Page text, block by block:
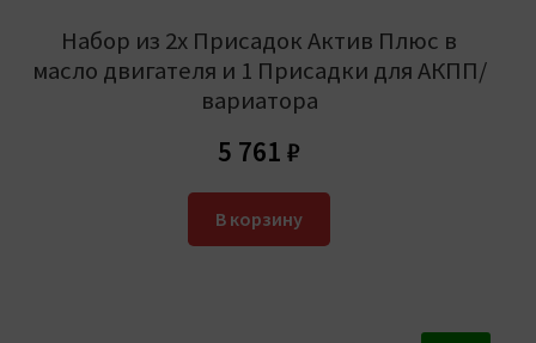
Набор из 2х Присадок Актив Плюс в
масло двигателя и 1 Присадки для АКПП/
вариатора
5 761 ₽
В корзину